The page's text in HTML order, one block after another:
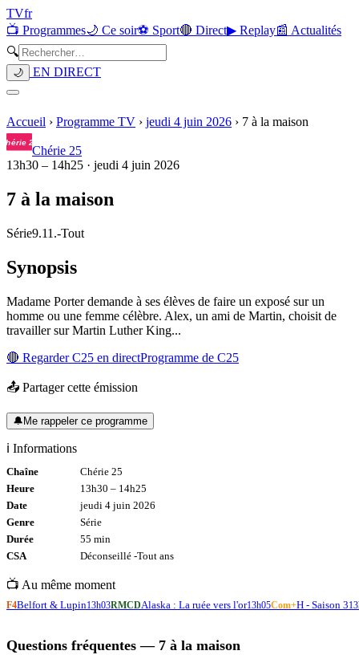
TVfr
📺 Programmes🌙 Ce soir⚽ Sport🔴 Direct▶ Replay📰 Actualités
🔍
🌙 EN DIRECT
Accueil › Programme TV › jeudi 4 juin 2026 › 7 à la maison
Chérie 25
13h30 – 14h25 · jeudi 4 juin 2026
7 à la maison
Série9.11.-Tout
Synopsis
Madame Porter demande à ses élèves de faire un exposé sur un
homme ou une femme célèbre. Alex, un ami de Martin, choisit de
travailler sur Martin Luther King...
🔴 RegarderC25 en directProgramme de C25
📤 Partager cette émission
🔔Me rappeler ce programme
ℹ️ Informations
Chaîne
Chérie 25
Heure
13h30 – 14h25
Date
jeudi 4 juin 2026
Genre
Série
Durée
55 min
CSA
Déconseillé -Tout ans
📺 Au même moment
F4Belfort & Lupin13h03RMCDAlaska : La ruée vers l'or13h05Com+H - Saison 3
Questions fréquentes — 7 à la maison